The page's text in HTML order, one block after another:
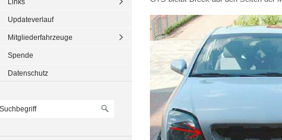
Updateverlauf
Mitgliederfahrzeuge
Spende
Datenschutz